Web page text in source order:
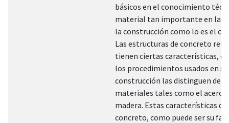
básicos en el conocimiento
material tan importante en la
la construcción como lo es el
Las estructuras de concreto
tienen ciertas características,
los procedimientos usados en su
construcción las distinguen de
materiales tales como el acero
madera. Estas características del
concreto, como puede ser su